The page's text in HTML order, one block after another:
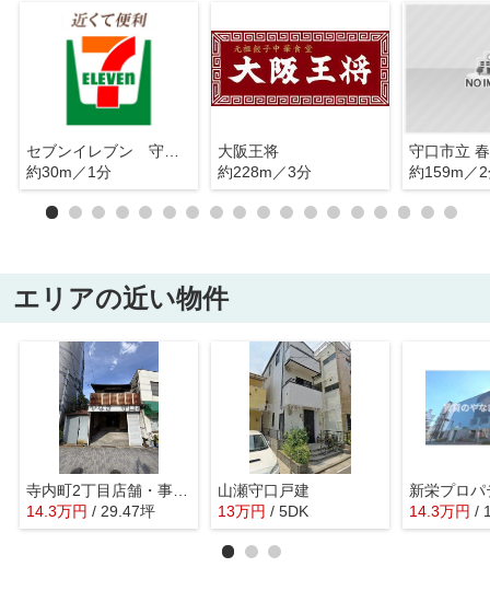
セブンイレブン 守口梅園店
約30m／1分
大阪王将
約228m／3分
守口市立
約159m／
エリアの近い物件
寺内町2丁目店舗・事務所
14.3万円 / 29.47坪
山瀬守口戸建
13万円 / 5DK
新栄プロ
14.3万円 /